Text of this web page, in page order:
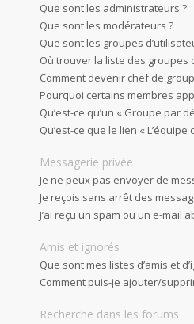
Que sont les administrateurs ?
Que sont les modérateurs ?
Que sont les groupes
Où trouver la liste des groupes
Comment devenir chef de
Pourquoi certains membres
Qu’est-ce qu’un « Groupe par
Qu’est-ce que le lien « L’équipe
Messagerie privée
Je ne peux pas envoyer de
Je reçois sans arrêt des
J’ai reçu un spam ou un e-mail
Amis et ignorés
Que sont mes listes d’amis et
Comment puis-je ajouter/
Recherche dans les forums